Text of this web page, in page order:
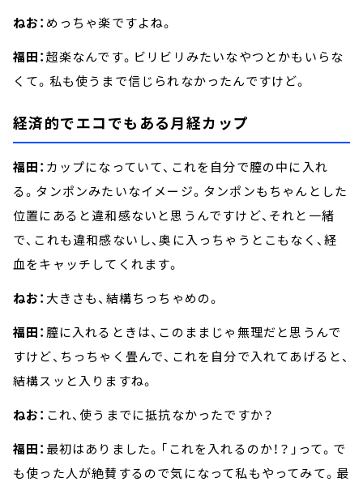
ねお： めっちゃ楽ですよね。
福田：超楽なんです。ビリビリみたいなやつとかもいらな
くて。私も使うまで信じられなかったんですけど。
経済的でエコでもある月経カップ
福田： カップになっていて、これを自分で膣の中に入れ
る。タンポンみたいなイメージ。タンポンもちゃんとした
位置にあると違和感ないと思うんですけど、それと一緒
で、これも違和感ないし、奥に入っちゃうとこもなく、経
血をキャッチしてくれます。
ねお： 大きさも、結構ちっちゃめの。
福田： 膣に入れるときは、このままじゃ無理だと思うんで
すけど、ちっちゃく畳んで、これを自分で入れてあげると、
結構スッと入りますね。
ねお： これ、使うまでに抵抗なかったですか？
福田： 最初はありました。「これを入れるのか！？」って。で
も使った人が絶賛するので気になって私もやってみて。最